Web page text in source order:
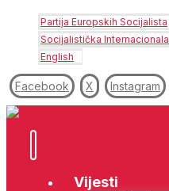
Partija Europskih Socijalista
Socijalistička Internacionala
English
Facebook X Instagram
Vijesti